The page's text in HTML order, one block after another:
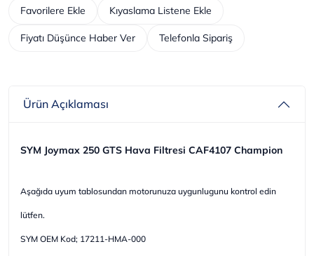
Telefonla Sipariş
Kıyaslama Listene Ekle
Favorilere Ekle
Fiyatı Düşünce Haber Ver
Ürün Açıklaması
SYM Joymax 250 GTS Hava Filtresi CAF4107 Champion
Aşağıda uyum tablosundan motorunuza uygunlugunu kontrol edin
lütfen.
SYM OEM Kod; 17211-HMA-000